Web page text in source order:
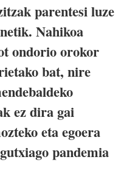
parentesi luze
Nahikoa
ondorio orokor
bat, nire
ez dira gai
eta egoera
pandemia